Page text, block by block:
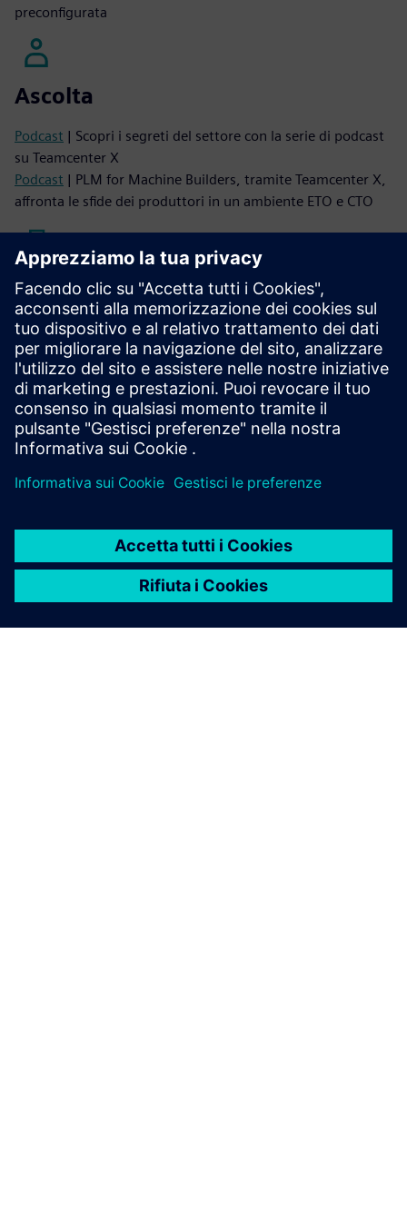
preconfigurata
Ascolta
Podcast | Scopri i segreti del settore con la serie di podcast
su Teamcenter X
Podcast | PLM for Machine Builders, tramite Teamcenter X,
affronta le sfide dei produttori in un ambiente ETO e CTO
Leggi
Descrizione della soluzione| Accelera la consegna di
macchine complesse con il PLM SaaS
eBook| Accelera il processo di modifica ingegneristica
eBook| Un approccio integrato alla progettazione di
macchine